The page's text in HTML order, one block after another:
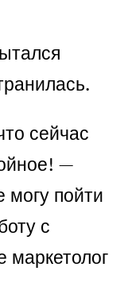
сейчас
—
могу пойти
с
маркетолог